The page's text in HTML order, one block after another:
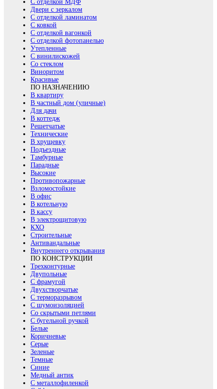
С отделкой МДФ
Двери с зеркалом
С отделкой ламинатом
С ковкой
С отделкой вагонкой
С отделкой фотопанелью
Утепленные
С винилискожей
Со стеклом
Виноритом
Красивые
ПО НАЗНАЧЕНИЮ
В квартиру
В частный дом (уличные)
Для дачи
В коттедж
Решетчатые
Технические
В хрущевку
Подъездные
Тамбурные
Парадные
Высокие
Противопожарные
Взломостойкие
В офис
В котельную
В кассу
В электрощитовую
КХО
Строительные
Антивандальные
Внутреннего открывания
ПО КОНСТРУКЦИИ
Трехконтурные
Двупольные
С фрамугой
Двухстворчатые
С терморазрывом
С шумоизоляцией
Со скрытыми петлями
С бугельной ручкой
Белые
Коричневые
Серые
Зеленые
Темные
Синие
Медный антик
С металлофиленкой